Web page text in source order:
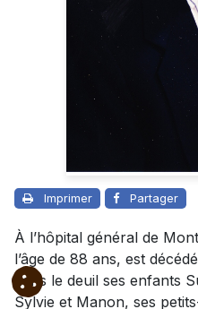
Imprimer Partager
À l’hôpital général de
l’âge de 88 ans, est
dans le deuil ses enfants
Sylvie et Manon, ses